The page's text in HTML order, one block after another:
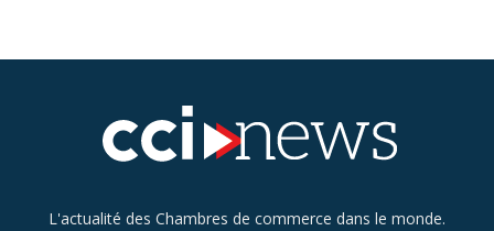
L'actualité des Chambres de commerce dans le monde.